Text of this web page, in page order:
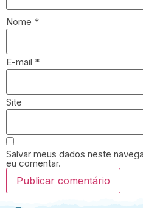
Nome *
E-mail *
Site
Salvar meus dados neste
eu comentar.